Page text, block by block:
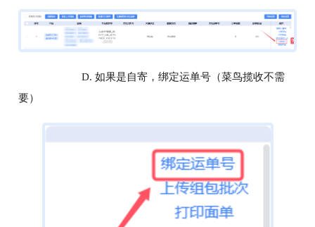
D. 如果是自寄，绑定运单号（菜鸟揽收不需
要）